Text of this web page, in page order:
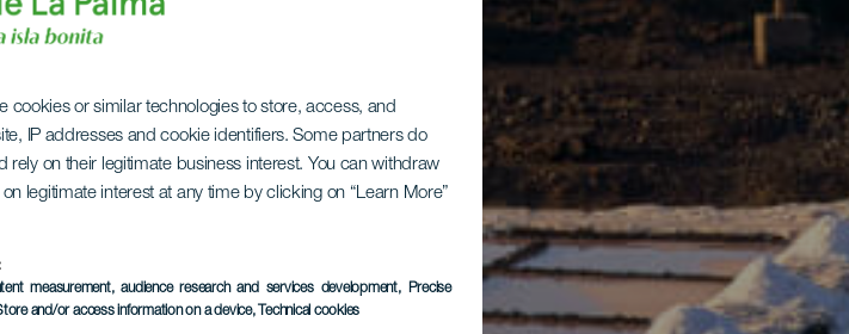
cookies or similar technologies to store, access, and
IP addresses and cookie identifiers. Some partners do
on their legitimate business interest. You can withdraw
legitimate interest at any time by clicking on “Learn More”
measurement, audience research and services development, Precise
and/or access information on a device, Technical cookies